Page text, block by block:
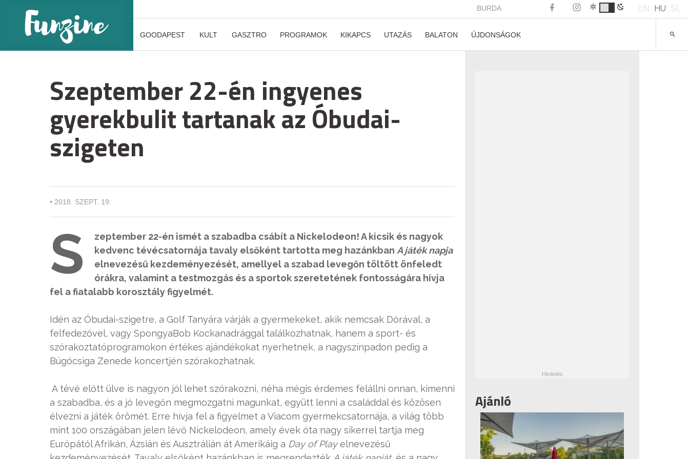
BURDA EN HU SL
GOODAPEST KULT GASZTRO PROGRAMOK KIKAPCS UTAZÁS BALATON ÚJDONSÁGOK
Szeptember 22-én ingyenes
gyerekbulit tartanak az Óbudai-
szigeten
• 2018. SZEPT. 19.
S
zeptember 22-én ismét a szabadba csábít a Nickelodeon! A kicsik és nagyok
kedvenc tévécsatornája tavaly elsőként tartotta meg hazánkban A játék napja
elnevezésű kezdeményezését, amellyel a szabad levegőn töltött önfeledt
órákra, valamint a testmozgás és a sportok szeretetének fontosságára hívja
fel a fiatalabb korosztály figyelmét.
Idén az Óbudai-szigetre, a Golf Tanyára várják a gyermekeket, akik nemcsak Dórával, a
felfedezővel, vagy SpongyaBob Kockanadrággal találkozhatnak, hanem a sport- és
szórakoztatóprogramokon értékes ajándékokat nyerhetnek, a nagyszínpadon pedig a
Búgócsiga Zenede koncertjén szórakozhatnak.
A tévé előtt ülve is nagyon jól lehet szórakozni, néha mégis érdemes felállni onnan, kimenni
a szabadba, és a jó levegőn megmozgatni magunkat, együtt lenni a családdal és közösen
élvezni a játék örömét. Erre hívja fel a figyelmet a Viacom gyermekcsatornája, a világ több
mint 100 országában jelen lévő Nickelodeon, amely évek óta nagy sikerrel tartja meg
Európától Afrikán, Ázsián és Ausztrálián át Amerikáig a Day of Playelnevezésű
Ajánló